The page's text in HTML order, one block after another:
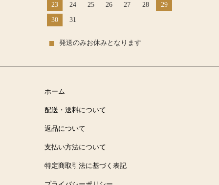
23 24 25 26 27 28 29
30 31
発送のみお休みとなります
ホーム
配送・送料について
返品について
支払い方法について
特定商取引法に基づく表記